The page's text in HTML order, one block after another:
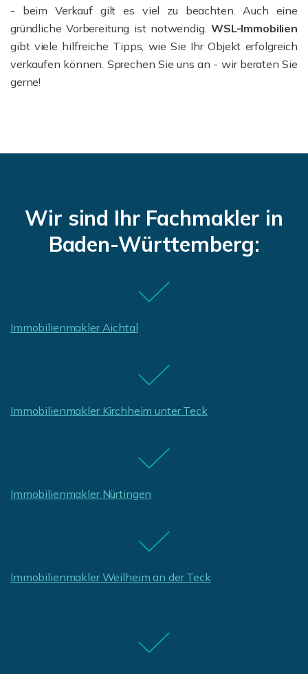
- beim Verkauf gilt es viel zu beachten. Auch eine
gründliche Vorbereitung ist notwendig.WSL-Immobilien
gibt viele hilfreiche Tipps, wie Sie Ihr Objekt erfolgreich
verkaufen können. Sprechen Sie uns an - wir beraten Sie
gerne!
Wir sind Ihr Fachmakler in
Baden-Württemberg:
Immobilienmakler Aichtal
Immobilienmakler Kirchheim unter Teck
Immobilienmakler Nürtingen
Immobilienmakler Weilheim an der Teck